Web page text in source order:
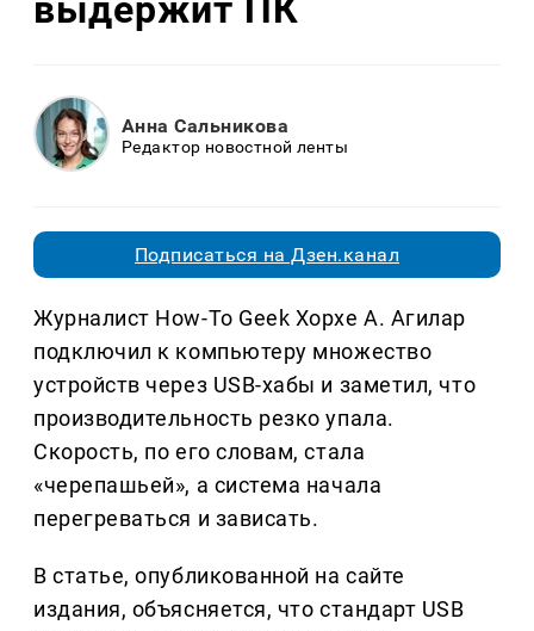
выдержит ПК
Анна Сальникова
Редактор новостной ленты
Подписаться на Дзен.канал
Журналист How-To Geek Хорхе А. Агилар
подключил к компьютеру множество
устройств через USB-хабы и заметил, что
производительность резко упала.
Скорость, по его словам, стала
«черепашьей», а система начала
перегреваться и зависать.
В статье, опубликованной на сайте
издания, объясняется, что стандарт USB